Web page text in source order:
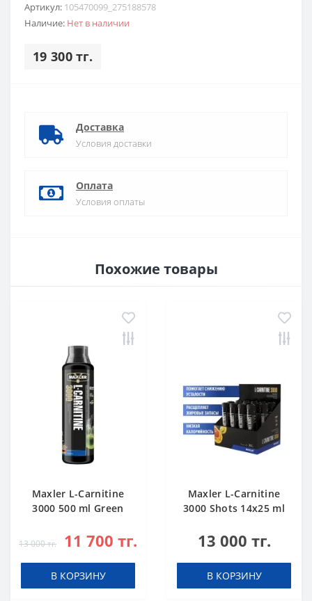
Артикул: 105470099_275188578
Наличие: Нет в наличии
19 300 тг.
Доставка
Условия доставки
Оплата
Условия оплаты
Похожие товары
Maxler L-Carnitine
3000 500 ml Green
13 000 тг. 11 700 тг.
В КОРЗИНУ
Maxler L-Carnitine
3000 Shots 14x25 ml
13 000 тг.
В КОРЗИНУ